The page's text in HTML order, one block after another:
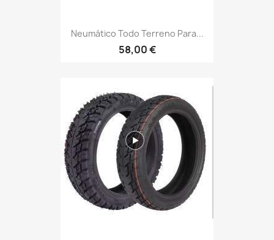
Neumático Todo Terreno Para...
58,00 €